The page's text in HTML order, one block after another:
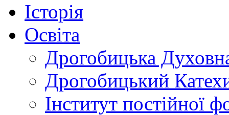
Історія
Освіта
Дрогобицька
Дрогобицький
Інститут постійної